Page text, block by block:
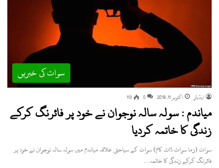
سوات کی خبریں
ایڈیٹر اکتوبر 11, 2019 0
113
میاندم : سولہ سالہ نوجوان نے خود پر فائرنگ کرکے
زندگی کا خاتمہ کردیا
سوات (زما سوات ڈاٹ کام) سوات کے سیاحتی علاقہ میاندم میں سولہ سالہ نوجوان نے خود پر
فائرنگ کرکے زندگی کا خاتمہ…